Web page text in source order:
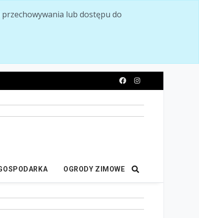
lub dostępu do
OGRODY ZIMOWE